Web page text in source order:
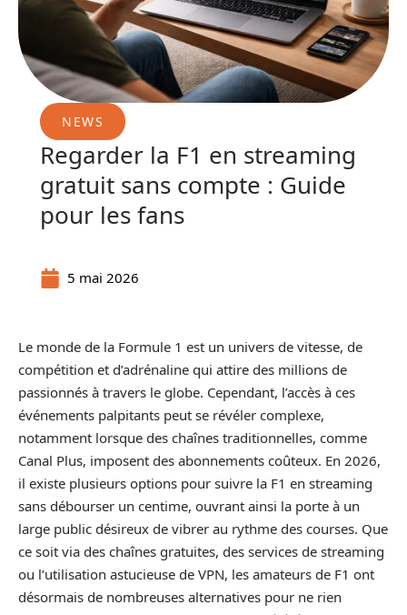
NEWS
Regarder la F1 en streaming
gratuit sans compte : Guide
pour les fans
5 mai 2026
Le monde de la Formule 1 est un univers de vitesse, de
compétition et d’adrénaline qui attire des millions de
passionnés à travers le globe. Cependant, l’accès à ces
événements palpitants peut se révéler complexe,
notamment lorsque des chaînes traditionnelles, comme
Canal Plus, imposent des abonnements coûteux. En 2026,
il existe plusieurs options pour suivre la F1 en streaming
sans débourser un centime, ouvrant ainsi la porte à un
large public désireux de vibrer au rythme des courses. Que
ce soit via des chaînes gratuites, des services de streaming
ou l’utilisation astucieuse de VPN, les amateurs de F1 ont
désormais de nombreuses alternatives pour ne rien